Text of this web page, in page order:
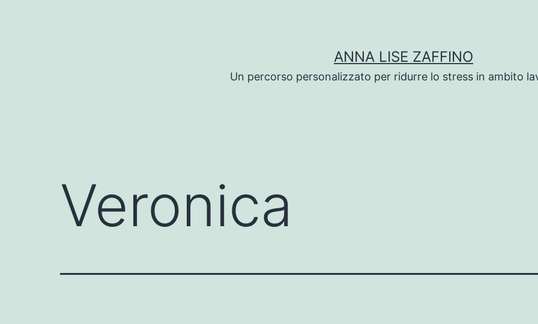
ANNA LISE ZAFFINO
Un percorso personalizzato per ridurre lo stress in ambito
Veronica